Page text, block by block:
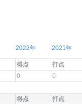
2022年 2021年
得点 打点
0 0
得点 打点